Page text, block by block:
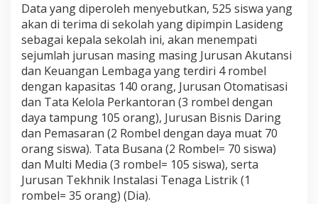
e
c
e
w
a
Data yang diperoleh menyebutkan, 525 siswa yang
akan di terima di sekolah yang dipimpin Lasideng
sebagai kepala sekolah ini, akan menempati
sejumlah jurusan masing masing Jurusan Akutansi
dan Keuangan Lembaga yang terdiri 4 rombel
dengan kapasitas 140 orang, Jurusan Otomatisasi
dan Tata Kelola Perkantoran (3 rombel dengan
daya tampung 105 orang), Jurusan Bisnis Daring
dan Pemasaran (2 Rombel dengan daya muat 70
orang siswa). Tata Busana (2 Rombel= 70 siswa)
dan Multi Media (3 rombel= 105 siswa), serta
Jurusan Tekhnik Instalasi Tenaga Listrik (1
rombel= 35 orang) (Dia).